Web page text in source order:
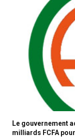
Le gouvernement
milliards FCFA